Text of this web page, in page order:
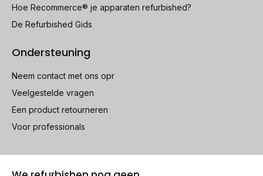
Hoe Recommerce® je apparaten refurbished?
De Refurbished Gids
Ondersteuning
Neem contact met ons opr
Veelgestelde vragen
Een product retourneren
Voor professionals
100% beveiligde betaling